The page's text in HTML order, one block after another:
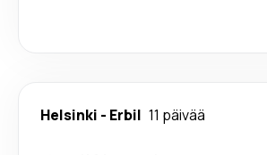
Helsinki - Erbil 11 päivää